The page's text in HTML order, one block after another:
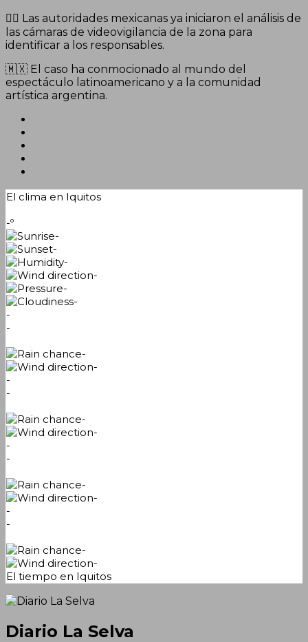
👮‍♂️ Las autoridades mexicanas ya iniciaron el análisis de
las cámaras de videovigilancia de la zona para
identificar a los responsables.
🇲🇽 El caso ha conmocionado al mundo del
espectáculo latinoamericano y a la comunidad
artística argentina.
El clima en Iquitos
-º
-
-
-
-
-
-
-
-
-
-
-
-
-
-
-
-
-
-
-
-
-
-
El tiempo en Iquitos
Diario La Selva